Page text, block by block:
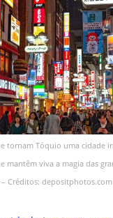
tornam Tóquio uma cidade
mantêm viva a magia das
Créditos: